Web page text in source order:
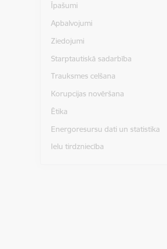
Īpašumi
Apbalvojumi
Ziedojumi
Starptautiskā sadarbība
Trauksmes celšana
Korupcijas novēršana
Ētika
Energoresursu dati un statistika
Ielu tirdzniecība